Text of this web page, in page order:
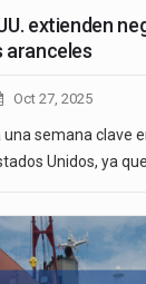
extienden
aranceles
Oct 27, 2025
semana clave
Unidos, ya